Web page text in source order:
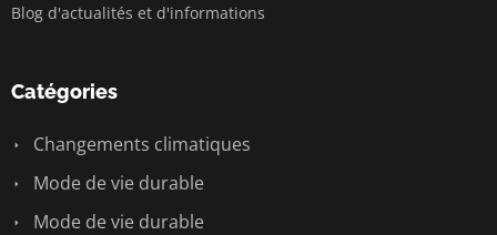
Blog d'actualités et d'informations
Catégories
Changements climatiques
Mode de vie durable
Mode de vie durable